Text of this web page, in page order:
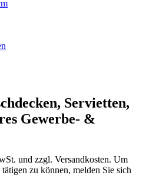
Servietten,
Gewerbe- &
und zzgl. Versandkosten. Um
zu können, melden Sie sich